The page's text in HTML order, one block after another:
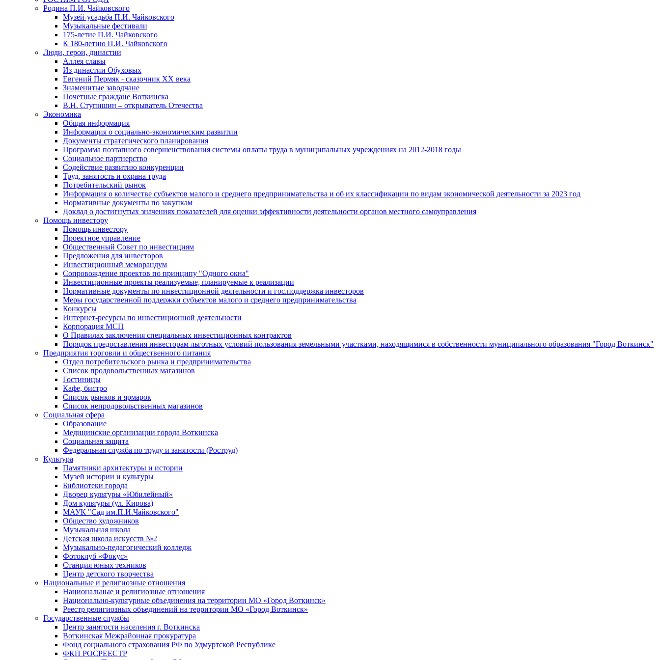
Родина П.И. Чайковского
Музей-усадьба П.И. Чайковского
Музыкальные фестивали
175-летие П.И. Чайковского
К 180-летию П.И. Чайковского
Люди, герои, династии
Аллея славы
Из династии Обуховых
Евгений Пермяк - сказочник XX века
Знаменитые заводчане
Почетные граждане Воткинска
В.Н. Ступишин – открыватель Отечества
Экономика
Общая информация
Информация о социально-экономическим развитии
Документы стратегического планирования
Программа поэтапного совершенствования системы оплаты труда в муниципальных учреждениях на 2012-2018 годы
Социальное партнерство
Содействие развитию конкуренции
Труд, занятость и охрана труда
Потребительский рынок
Информация о количестве субъектов малого и среднего предпринимательства и об их классификации по видам экономической деятельности за 2023 год
Нормативные документы по закупкам
Доклад о достигнутых значениях показателей для оценки эффективности деятельности органов местного самоуправления
Помощь инвестору
Помощь инвестору
Проектное управление
Общественный Совет по инвестициям
Предложения для инвесторов
Инвестиционный меморандум
Сопровождение проектов по принципу "Oдного окна"
Инвестиционные проекты реализуемые, планируемые к реализации
Нормативные документы по инвестиционной деятельности и гос.поддержка инвесторов
Меры государственной поддержки субъектов малого и среднего предпринимательства
Конкурсы
Интернет-ресурсы по инвестиционной деятельности
Корпорация МСП
О Правилах заключения специальных инвестиционных контрактов
Порядок предоставления инвесторам льготных условий пользования земельными участками, находящимися в собственности муниципального образования "Город Воткинск"
Предприятия торговли и общественного питания
Отдел потребительского рынка и предпринимательства
Список продовольственных магазинов
Гостиницы
Кафе, бистро
Cписок рынков и ярмарок
Список непродовольственных магазинов
Социальная сфера
Образование
Медицинские организации города Воткинска
Социальная защита
Федеральная служба по труду и занятости (Роструд)
Культура
Памятники архитектуры и истории
Музей истории и культуры
Библиотеки города
Дворец культуры «Юбилейный»
Дом культуры (ул. Кирова)
МАУК "Сад им.П.И.Чайковского"
Общество художников
Музыкальная школа
Детская школа искусств №2
Музыкально-педагогический колледж
Фотоклуб «Фокус»
Станция юных техников
Центр детского творчества
Национальные и религиозные отношения
Национальные и религиозные отношения
Национально-культурные объединения на территории МО «Город Воткинск»
Реестр религиозных объединений на территории МО «Город Воткинск»
Государственные службы
Центр занятости населения г. Воткинска
Воткинская Межрайонная прокуратура
Фонд социального страхования РФ по Удмуртской Республике
ФКП РОСРЕЕСТР